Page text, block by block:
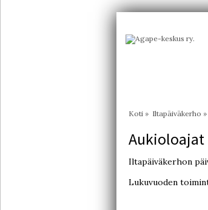
Koti » Iltapäiväkerho »
Aukioloajat
Iltapäiväkerhon
Lukuvuoden